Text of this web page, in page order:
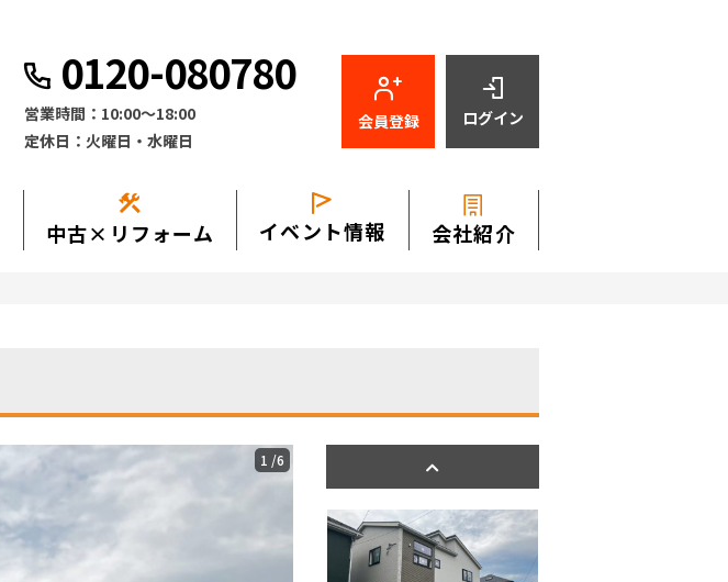
0120-080780
営業時間：10:00〜18:00
定休日：火曜日・水曜日
会員登録 ログイン
construction
中古×リフォーム イベント情報 会社紹介
1 /6